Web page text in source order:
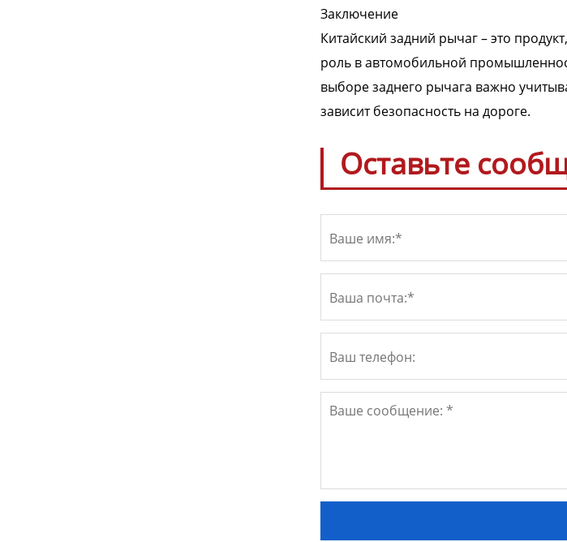
Заключение
Китайский задний рычаг – это
роль в автомобильной
выборе заднего рычага важно
зависит безопасность на дороге.
Оставьте